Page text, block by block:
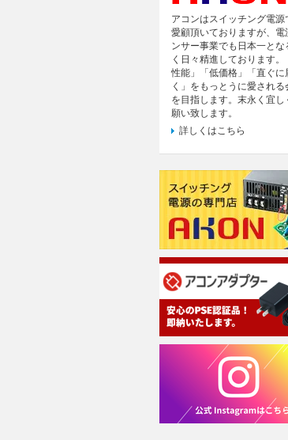
アコンはスイッチング電源
愛顧頂いておりますが、電
ンサー事業でも日本一とな
く日々精進しております。
性能」「低価格」「直ぐに
く」をもっとうに愛される
を目指します。末永く宜し
願い致します。
詳しくはこちら